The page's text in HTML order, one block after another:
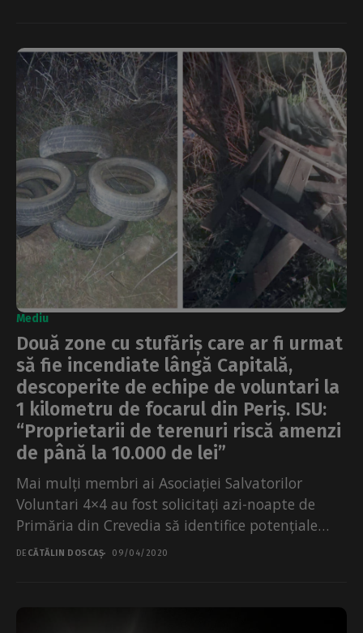
Mediu
Două zone cu stufăriș care ar fi urmat
să fie incendiate lângă Capitală,
descoperite de echipe de voluntari la
1 kilometru de focarul din Periș. ISU:
“Proprietarii de terenuri riscă amenzi
de până la 10.000 de lei”
Mai mulți membri ai Asociației Salvatorilor
Voluntari 4×4 au fost solicitați azi-noapte de
Primăria din Crevedia să identifice potențiale
arderi necontrolate, dincolo de...
DE CĂTĂLIN DOSCAȘ 09/04/2020